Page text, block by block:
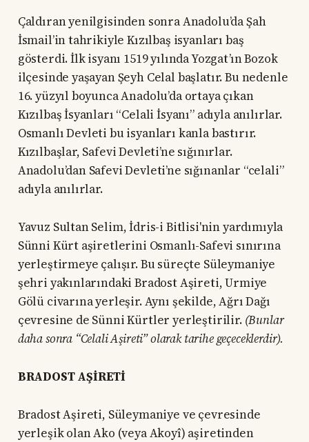
Çaldıran yenilgisinden sonra Anadolu’da Şah
İsmail’in tahrikiyle Kızılbaş isyanları baş
gösterdi. İlk isyanı 1519 yılında Yozgat’ın Bozok
ilçesinde yaşayan Şeyh Celal başlatır. Bu nedenle
16. yüzyıl boyunca Anadolu’da ortaya çıkan
Kızılbaş İsyanları “Celali İsyanı” adıyla anılırlar.
Osmanlı Devleti bu isyanları kanla bastırır.
Kızılbaşlar, Safevi Devleti’ne sığınırlar.
Anadolu’dan Safevi Devleti’ne sığınanlar “celali”
adıyla anılırlar.
Yavuz Sultan Selim, İdris-i Bitlisi'nin yardımıyla
Sünni Kürt aşiretlerini Osmanlı-Safevi sınırına
yerleştirmeye çalışır. Bu süreçte Süleymaniye
şehri yakınlarındaki Bradost Aşireti, Urmiye
Gölü civarına yerleşir. Aynı şekilde, Ağrı Dağı
çevresine de Sünni Kürtler yerleştirilir. (Bunlar
daha sonra “Celali Aşireti” olarak tarihe geçeceklerdir).
BRADOST AŞİRETİ
Bradost Aşireti, Süleymaniye ve çevresinde
yerleşik olan Ako (veya Akoyî) aşiretinden